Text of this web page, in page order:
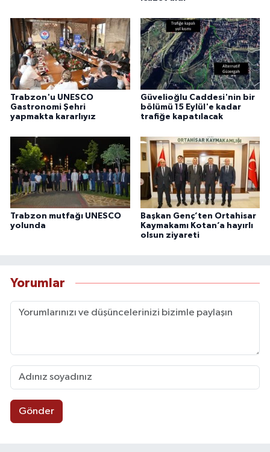
Trabzon'u UNESCO
Gastronomi Şehri
yapmakta kararlıyız
Güvelioğlu Caddesi'nin bir
bölümü 15 Eylül'e kadar
trafiğe kapatılacak
Trabzon mutfağı UNESCO
yolunda
Başkan Genç’ten Ortahisar
Kaymakamı Kotan’a hayırlı
olsun ziyareti
Yorumlar
Gönder